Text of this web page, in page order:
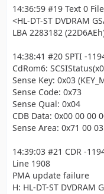
14:36:59 #19 Text 0
<HL-DT-ST DVDRAM
LBA 2283182
14:38:41 #20 SPTI -
CdRom6:
Sense Key: 0x03
Sense Code: 0x73
Sense Qual: 0x04
CDB Data: 0x00 00 00
Sense Area: 0x71 00
14:39:03 #21 CDR -
Line 1908
PMA update failure
H: HL-DT-ST DVDRAM